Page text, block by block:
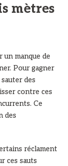
mètres
manque de
Pour gagner
des
contre ces
Ce
des
réclament
ces sauts